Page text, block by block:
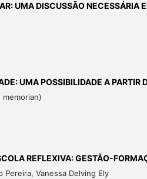
UMA DISCUSSÃO NECESSÁRIA
UMA POSSIBILIDADE A PARTIR
REFLEXIVA: GESTÃO-
Pereira, Vanessa Delving Ely